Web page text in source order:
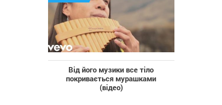
Від його музики все тіло
покривається мурашками
(відео)